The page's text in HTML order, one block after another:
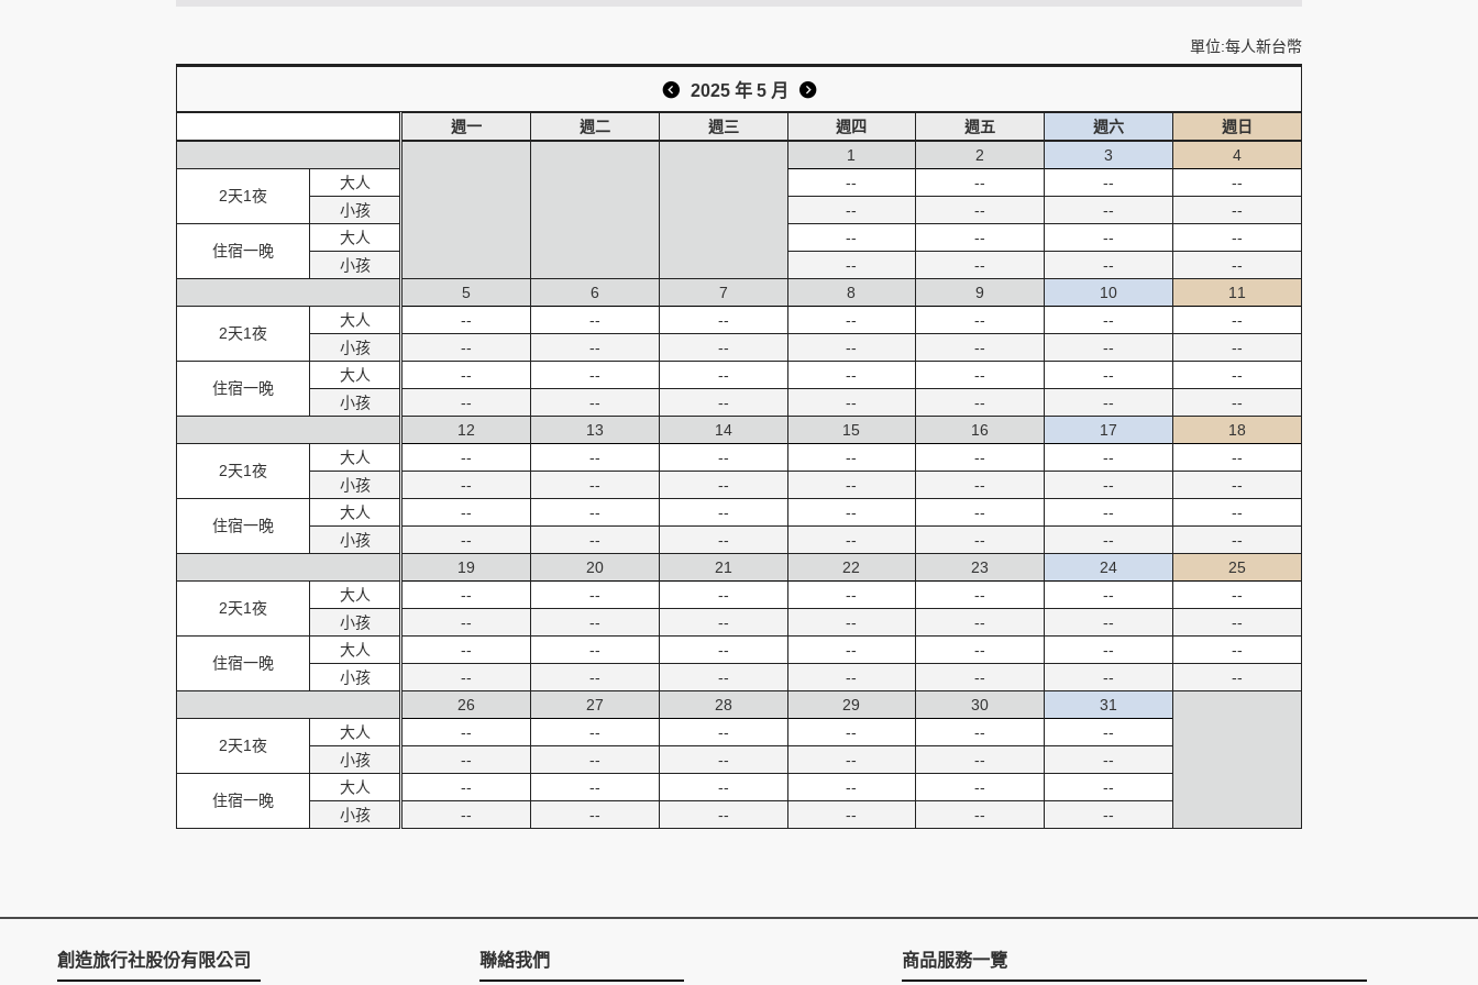
單位:每人新台幣
2025 年 5 月
2天1夜
大人
小孩
住宿一晚
大人
小孩
2天1夜
大人
小孩
住宿一晚
大人
小孩
2天1夜
大人
小孩
住宿一晚
大人
小孩
2天1夜
大人
小孩
住宿一晚
大人
小孩
2天1夜
大人
小孩
住宿一晚
大人
小孩
週一 週二 週三 週四 週五 週六
週日
1
--
--
--
--
2
--
--
--
--
3
--
--
--
--
4
--
--
--
--
5
--
--
--
--
6
--
--
--
--
7
--
--
--
--
8
--
--
--
--
9
--
--
--
--
10
--
--
--
--
11
--
--
--
--
12
--
--
--
--
13
--
--
--
--
14
--
--
--
--
15
--
--
--
--
16
--
--
--
--
17
--
--
--
--
18
--
--
--
--
19
--
--
--
--
20
--
--
--
--
21
--
--
--
--
22
--
--
--
--
23
--
--
--
--
24
--
--
--
--
25
--
--
--
--
26
--
--
--
--
27
--
--
--
--
28
--
--
--
--
29
--
--
--
--
30
--
--
--
--
31
--
--
--
--
創造旅行社股份有限公司 聯絡我們 商品服務一覽